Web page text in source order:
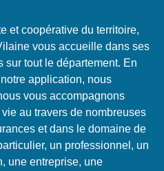
et coopérative du territoire,
vous accueille dans ses
sur tout le département. En
application, nous
vous accompagnons
au travers de nombreuses
et dans le domaine de
un professionnel, un
une entreprise, une